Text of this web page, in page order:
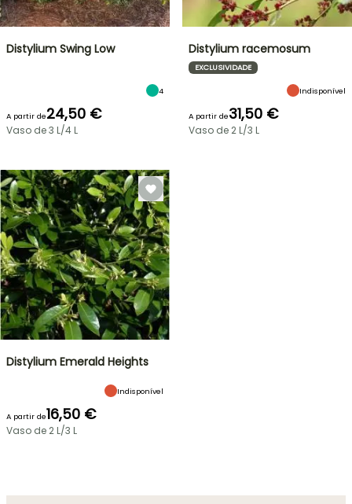
Distylium Swing Low
4
A partir de24,50 €
Vaso de 3 L/4 L
Distylium racemosum
EXCLUSIVIDADE
Indisponível
A partir de31,50 €
Vaso de 2 L/3 L
Distylium Emerald Heights
Indisponível
A partir de16,50 €
Vaso de 2 L/3 L